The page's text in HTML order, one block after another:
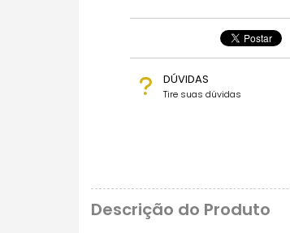
DÚVIDAS
Tire suas dúvidas
Descrição do Produto